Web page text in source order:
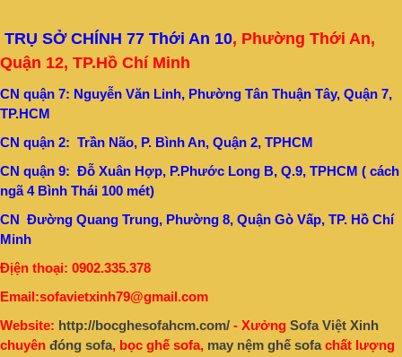
TRỤ SỞ CHÍNH 77 Thới An 10, Phường Thới An,
Quận 12, TP.Hồ Chí Minh
CN quận 7: Nguyễn Văn Linh, Phường Tân Thuận Tây, Quận 7,
TP.HCM
CN quận 2: Trần Não, P. Bình An, Quận 2, TPHCM
CN quận 9: Đỗ Xuân Hợp, P.Phước Long B, Q.9, TPHCM ( cách
ngã 4 Bình Thái 100 mét)
CN Đường Quang Trung, Phường 8, Quận Gò Vấp, TP. Hồ Chí
Minh
Địện thoại: 0902.335.378
Email:sofavietxinh79@gmail.com
Website: http://bocghesofahcm.com/ - Xưởng Sofa Việt Xinh
chuyên đóng sofa, bọc ghế sofa, may nệm ghế sofachất lượng